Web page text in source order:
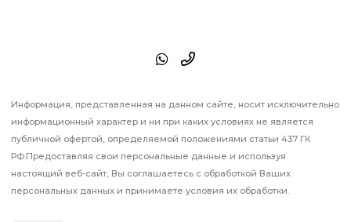
Информация, представленная на данном сайте, носит исключительно
информационный характер и ни при каких условиях не является
публичной офертой, определяемой положениями статьи 437 ГК
РФ.Предоставляя свои персональные данные и используя
настоящий веб-сайт, Вы соглашаетесь с обработкой Ваших
персональных данных и принимаете условия их обработки.